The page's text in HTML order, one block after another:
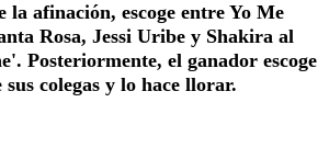
la afinación, escoge entre Yo Me
Rosa, Jessi Uribe y Shakira al
Posteriormente, el ganador escoge
colegas y lo hace llorar.